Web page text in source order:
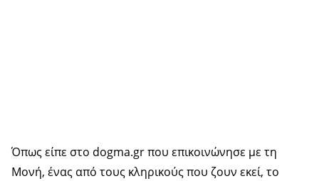
Όπως είπε στο dogma.gr που επικοινώνησε με τη
Μονή, ένας από τους κληρικούς που ζουν εκεί, το